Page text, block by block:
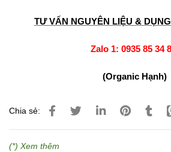
TƯ VẤN NGUYÊN LIỆU &
Zalo 1: 0935 85 34
(Organic Hạnh)
Chia sẻ:
(*) Xem thêm